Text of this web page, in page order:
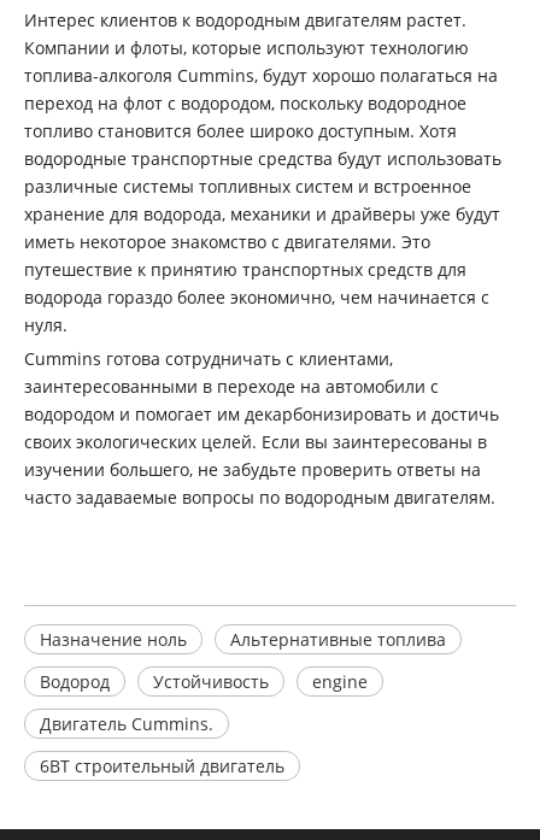
Интерес клиентов к водородным двигателям растет.
Компании и флоты, которые используют технологию
топлива-алкоголя Cummins, будут хорошо полагаться на
переход на флот с водородом, поскольку водородное
топливо становится более широко доступным. Хотя
водородные транспортные средства будут использовать
различные системы топливных систем и встроенное
хранение для водорода, механики и драйверы уже будут
иметь некоторое знакомство с двигателями. Это
путешествие к принятию транспортных средств для
водорода гораздо более экономично, чем начинается с
нуля.
Cummins готова сотрудничать с клиентами,
заинтересованными в переходе на автомобили с
водородом и помогает им декарбонизировать и достичь
своих экологических целей. Если вы заинтересованы в
изучении большего, не забудьте проверить ответы на
часто задаваемые вопросы по водородным двигателям.
Назначение ноль
Альтернативные топлива
Водород
Устойчивость
engine
Двигатель Cummins.
6BT строительный двигатель